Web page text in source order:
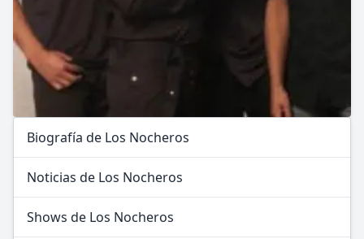
Biografía de Los Nocheros
Noticias de Los Nocheros
Shows de Los Nocheros